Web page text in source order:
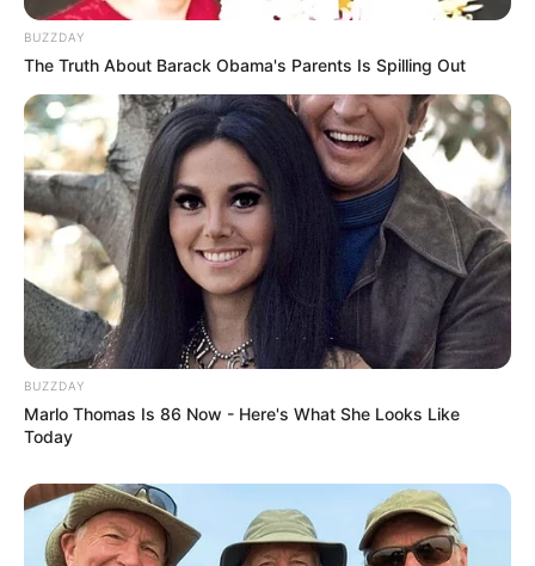
dadurch der Preis ändert.
BUZZDAY
The Truth About Barack Obama's Parents Is Spilling Out
BUZZDAY
Marlo Thomas Is 86 Now - Here's What She Looks Like
Today